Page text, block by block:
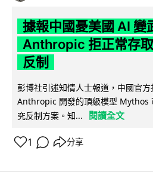
據報中國憂美國 AI 變
Anthropic 拒正常存
反制
彭博社引述知情人士報道，中國官
Anthropic 開發的頂級模型 Mythos
究反制方案。知...
閱讀全文
1 分享